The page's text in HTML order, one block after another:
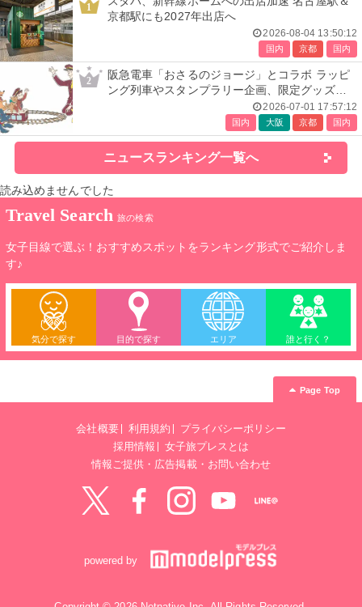
1
京都駅にも2027年出店へ
2026-08-04 13:50:12
国内 京都 国内
2
阪急電車「おさるのジョージ」とコラボ ラッピ
ング列車やスタンプラリー企画、限定グッズ全
2026-07-01 17:57:12
国内 大阪 京都 国内
ニュースランキング一覧へ
読み込めませんでした
Travel Search 旅の検索
女子目線で選ぶ！おすすめスポットをランキング形式でご紹介しま
す♪
気分で探す 目的で探す エリア 誰と行く？
Page Top
会社概要 利用規約
プライバシーポリシー
採用情報
女子旅プレスとは
情報ご提供・広告掲載・お問い合わせ
Facebook
powered by